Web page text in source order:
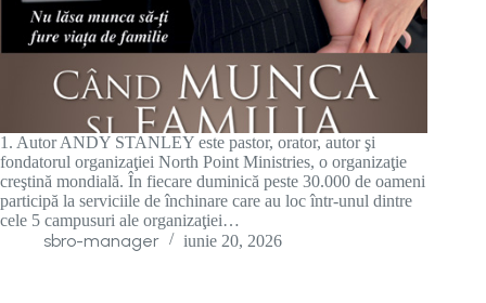
1. Autor ANDY STANLEY este pastor, orator, autor şi
fondatorul organizaţiei North Point Ministries, o organizaţie
creştină mondială. În fiecare duminică peste 30.000 de oameni
participă la serviciile de închinare care au loc într-unul dintre
cele 5 campusuri ale organizaţiei…
sbro-manager iunie 20, 2026